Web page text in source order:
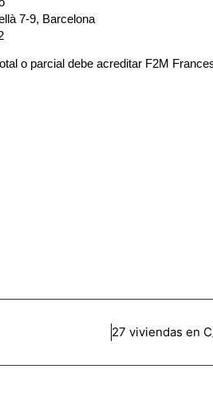
7-9, Barcelona
o parcial debe acreditar F2M